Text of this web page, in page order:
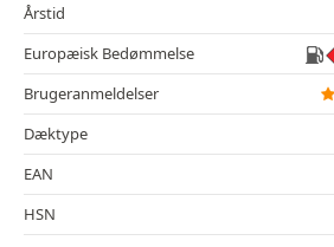
Årstid
Europæisk Bedømmelse
Brugeranmeldelser
Dæktype
EAN
HSN